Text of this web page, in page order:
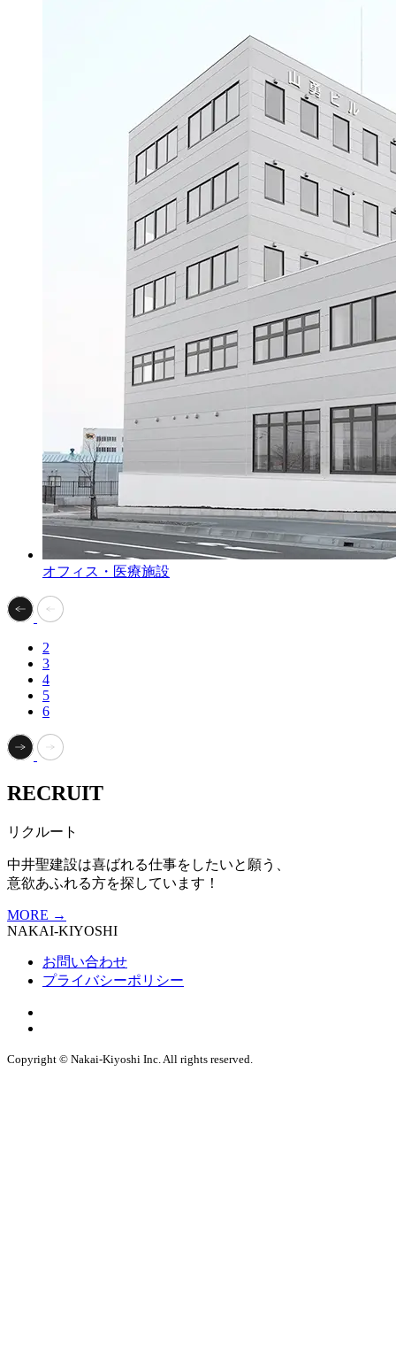
オフィス・医療施設
2
3
4
5
6
RECRUIT
リクルート
中井聖建設は喜ばれる仕事をしたいと願う、
意欲あふれる方を探しています！
MORE →
NAKAI-KIYOSHI
お問い合わせ
プライバシーポリシー
Copyright © Nakai-Kiyoshi Inc. All rights reserved.